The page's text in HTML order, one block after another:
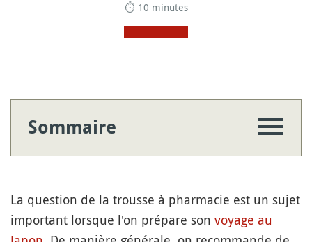
⏱ 10 minutes
Sommaire
La question de la trousse à pharmacie est un sujet
important lorsque l'on prépare son voyage au